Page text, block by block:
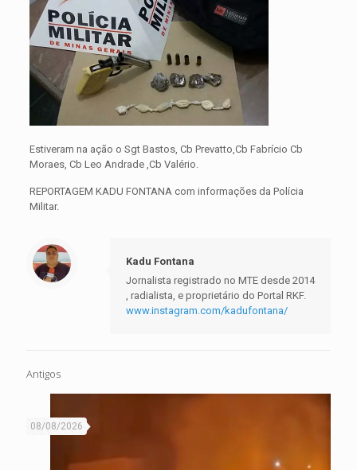
Estiveram na ação o Sgt Bastos, Cb Prevatto,Cb Fabrício Cb
Moraes, Cb Leo Andrade ,Cb Valério.
REPORTAGEM KADU FONTANA com informações da Polícia
Militar.
Kadu Fontana
Jornalista registrado no MTE desde 2014
, radialista, e proprietário do Portal RKF.
www.instagram.com/kadufontana/
Antigos
08/08/2026